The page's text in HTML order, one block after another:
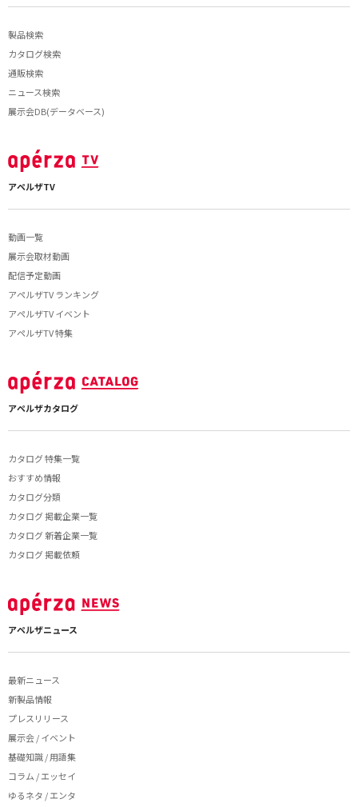
製品検索
カタログ検索
通販検索
ニュース検索
展示会DB(データベース)
アペルザTV
動画一覧
展示会取材動画
配信予定動画
アペルザTV ランキング
アペルザTV イベント
アペルザTV 特集
アペルザカタログ
カタログ 特集一覧
おすすめ情報
カタログ分類
カタログ 掲載企業一覧
カタログ 新着企業一覧
カタログ 掲載依頼
アペルザニュース
最新ニュース
新製品情報
プレスリリース
展示会 / イベント
基礎知識 / 用語集
コラム / エッセイ
ゆるネタ / エンタ